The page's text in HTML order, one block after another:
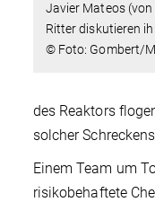
Javier Mateos
Ritter diskutieren
© Foto: Gombert/
des Reaktors
solcher
Einem Team um
risikobehaftete